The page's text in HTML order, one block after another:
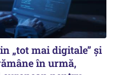
„tot mai digitale” și
în urmă,